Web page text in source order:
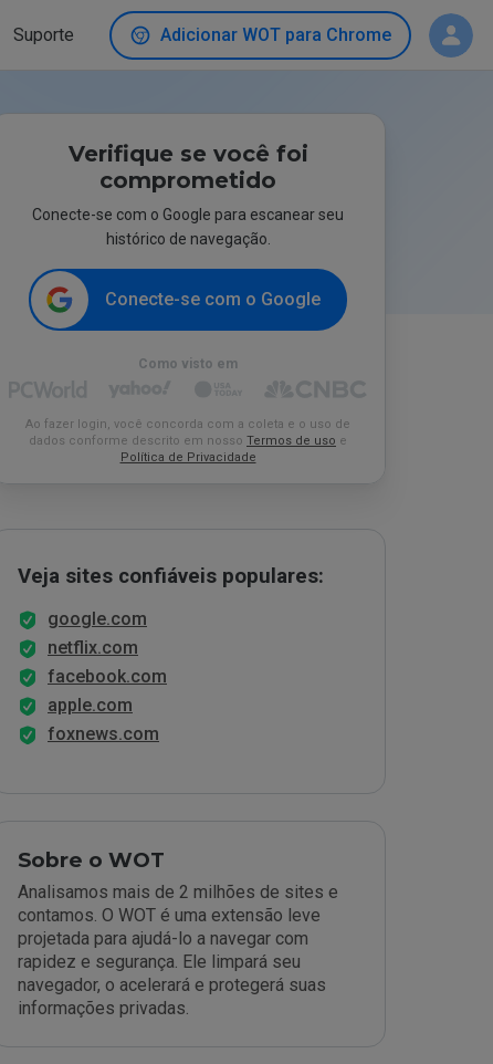
Suporte Adicionar WOT para Chrome
Verifique se você foi
comprometido
Conecte-se com o Google para escanear seu
histórico de navegação.
Conecte-se com o Google
Como visto em
Ao fazer login, você concorda com a coleta e o uso de
dados conforme descrito em nosso Termos de uso e
Política de Privacidade
Veja sites confiáveis populares:
google.com
netflix.com
facebook.com
apple.com
foxnews.com
Sobre o WOT
Analisamos mais de 2 milhões de sites e
contamos. O WOT é uma extensão leve
projetada para ajudá-lo a navegar com
rapidez e segurança. Ele limpará seu
navegador, o acelerará e protegerá suas
informações privadas.